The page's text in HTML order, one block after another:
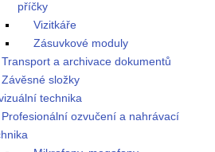
příčky
Vizitkáře
Zásuvkové moduly
Transport a archivace dokumentů
Závěsné složky
technika
Profesionální ozvučení a nahrávací